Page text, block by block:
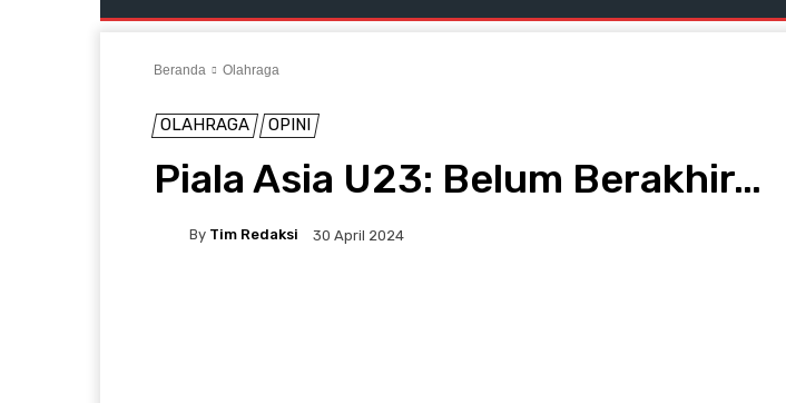
Beranda Olahraga
OLAHRAGA OPINI
Piala Asia U23: Belum Berakhir…
By Tim Redaksi 30 April 2024